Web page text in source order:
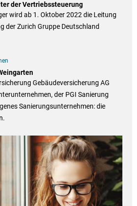
der Vertriebssteuerung
wird ab 1. Oktober 2022 die Leitung
der Zurich Gruppe Deutschland
Gebäudeversicherung AG
der PGI Sanierung
Sanierungsunternehmen: die